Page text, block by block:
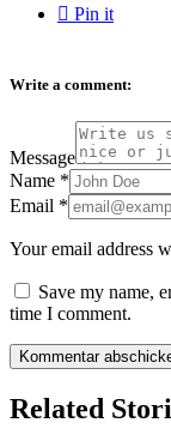
 Pin it
Write a comment:
Message
Name *
Email *
Your email address
Save my name,
time I comment.
Related